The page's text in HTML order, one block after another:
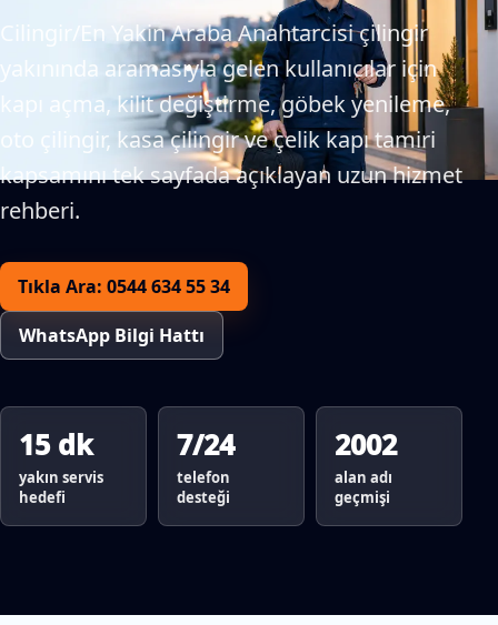
Cilingir/En Yakin Araba Anahtarcisi çilingir
yakınında aramasıyla gelen kullanıcılar için
kapı açma, kilit değiştirme, göbek yenileme,
oto çilingir, kasa çilingir ve çelik kapı tamiri
kapsamını tek sayfada açıklayan uzun hizmet
rehberi.
Tıkla Ara: 0544 634 55 34
WhatsApp Bilgi Hattı
15 dk
yakın servis
hedefi
7/24
telefon
desteği
2002
alan adı
geçmişi